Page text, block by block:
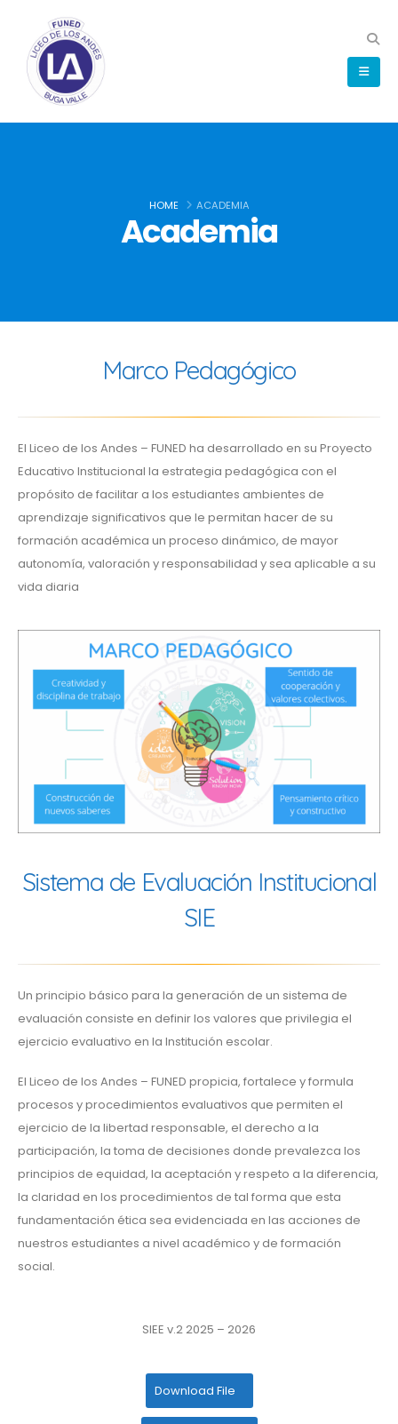
HOME ACADEMIA
Academia
Marco Pedagógico
El Liceo de los Andes – FUNED ha desarrollado en su Proyecto
Educativo Institucional la estrategia pedagógica con el
propósito de facilitar a los estudiantes ambientes de
aprendizaje significativos que le permitan hacer de su
formación académica un proceso dinámico, de mayor
autonomía, valoración y responsabilidad y sea aplicable a su
vida diaria
Sistema de Evaluación Institucional
SIE
Un principio básico para la generación de un sistema de
evaluación consiste en definir los valores que privilegia el
ejercicio evaluativo en la Institución escolar.
El Liceo de los Andes – FUNED propicia, fortalece y formula
procesos y procedimientos evaluativos que permiten el
ejercicio de la libertad responsable, el derecho a la
participación, la toma de decisiones donde prevalezca los
principios de equidad, la aceptación y respeto a la diferencia,
la claridad en los procedimientos de tal forma que esta
fundamentación ética sea evidenciada en las acciones de
nuestros estudiantes a nivel académico y de formación
social.
SIEE v.2 2025 – 2026
Download File